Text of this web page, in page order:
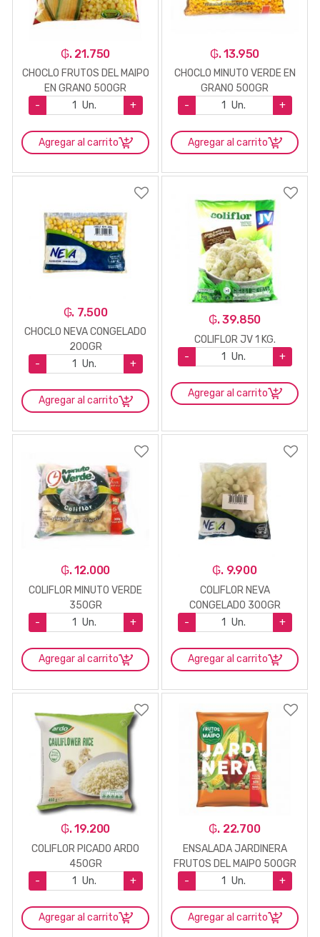
₲. 21.750
CHOCLO FRUTOS DEL MAIPO
EN GRANO 500GR
-
Un. +
Agregar al carrito
₲. 13.950
CHOCLO MINUTO VERDE EN
GRANO 500GR
-
Un. +
Agregar al carrito
₲. 7.500
CHOCLO NEVA CONGELADO
200GR
-
Un. +
Agregar al carrito
₲. 39.850
COLIFLOR JV 1 KG.
-
Un. +
Agregar al carrito
₲. 12.000
COLIFLOR MINUTO VERDE
350GR
-
Un. +
Agregar al carrito
₲. 9.900
COLIFLOR NEVA
CONGELADO 300GR
-
Un. +
Agregar al carrito
₲. 19.200
COLIFLOR PICADO ARDO
450GR
-
Un. +
Agregar al carrito
₲. 22.700
ENSALADA JARDINERA
FRUTOS DEL MAIPO 500GR
-
Un. +
Agregar al carrito